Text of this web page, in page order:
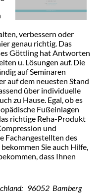
verbessern oder
genau richtig. Das
Göttling hat Antworten
u. Lösungen auf. Die
auf Seminaren
auf dem neuesten Stand
über individuelle
zu Hause. Egal, ob es
Fußeinlagen
richtige Reha-Produkt
und
Fachangestellten des
Sie auch Hilfe,
dass Ihnen
96052 Bamberg